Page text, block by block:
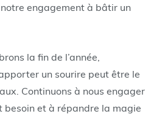
engagement à bâtir un
la fin de l’année,
un sourire peut être le
Continuons à nous engager
besoin et à répandre la magie